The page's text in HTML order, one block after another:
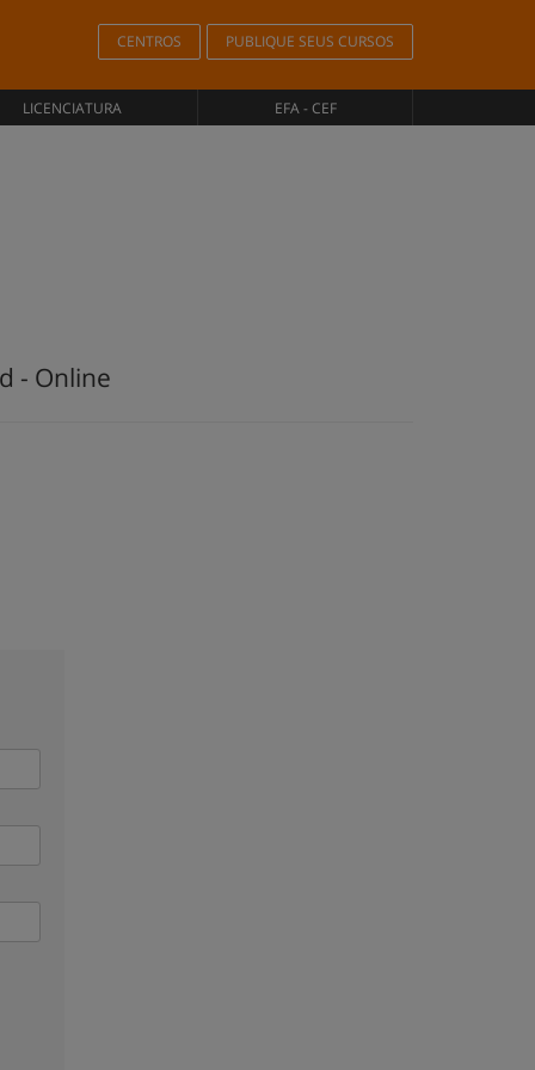
CENTROS PUBLIQUE SEUS CURSOS
LICENCIATURA EFA - CEF
- Online